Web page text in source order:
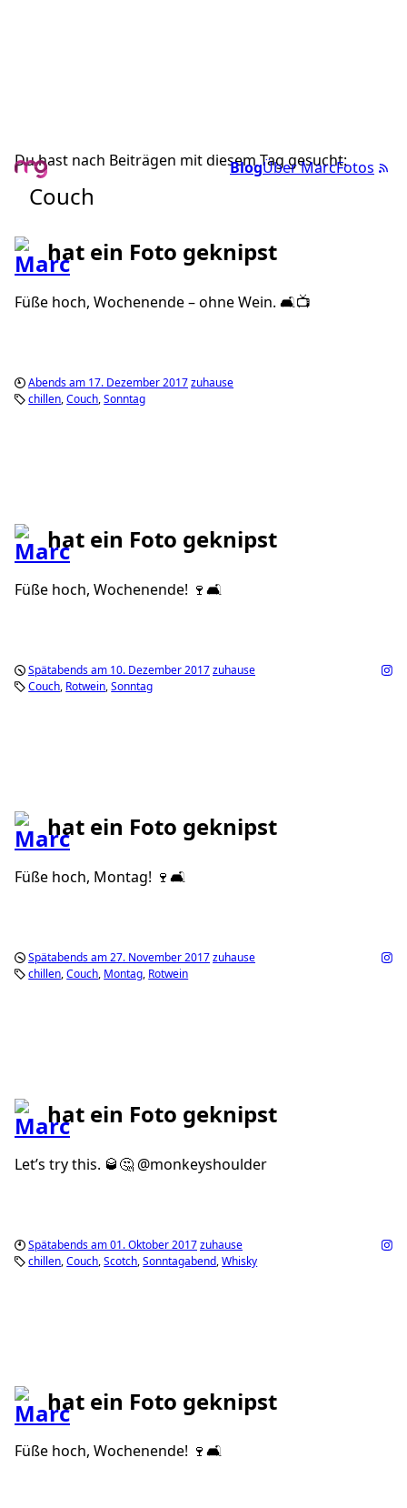
BlogÜber MarcFotos
Du hast nach Beiträgen mit diesem Tag gesucht:
Couch
hat ein Foto geknipst
Füße hoch, Wochenende – ohne Wein. 🛋📺
Abends am 17. Dezember 2017zuhause
chillen Couch Sonntag
hat ein Foto geknipst
Füße hoch, Wochenende! 🍷🛋
Spätabends am 10. Dezember 2017zuhause
Couch Rotwein Sonntag
hat ein Foto geknipst
Füße hoch, Montag! 🍷🛋
Spätabends am 27. November 2017zuhause
chillen Couch Montag Rotwein
hat ein Foto geknipst
Let’s try this. 🥃🤔 @monkeyshoulder
Spätabends am 01. Oktober 2017zuhause
chillen Couch Scotch Sonntagabend Whisky
hat ein Foto geknipst
Füße hoch, Wochenende! 🍷🛋